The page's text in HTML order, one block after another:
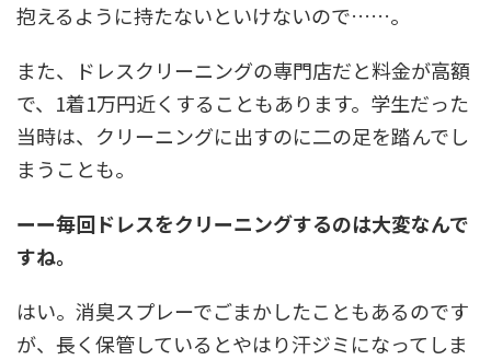
抱えるように持たないといけないので……。
また、ドレスクリーニングの専門店だと料金が高額
で、1着1万円近くすることもあります。学生だった
当時は、クリーニングに出すのに二の足を踏んでし
まうことも。
ーー毎回ドレスをクリーニングするのは大変なんで
すね。
はい。消臭スプレーでごまかしたこともあるのです
が、長く保管しているとやはり汗ジミになってしま